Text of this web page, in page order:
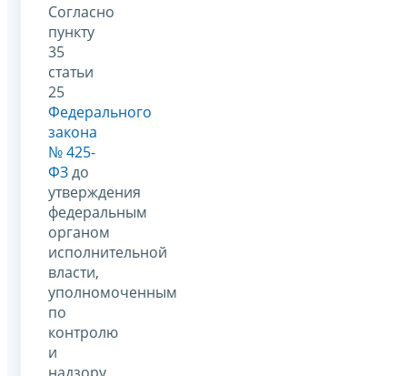
Согласно
пункту
35
статьи
25
Федерального
закона
№ 425-
ФЗдо
утверждения
федеральным
органом
исполнительной
власти,
уполномоченным
по
контролю
и
надзору